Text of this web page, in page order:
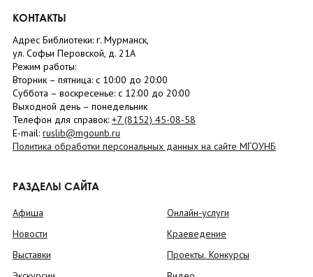
КОНТАКТЫ
Адрес Библиотеки: г. Мурманск,
ул. Софьи Перовской, д. 21А
Режим работы:
Вторник – пятница: с 10:00 до 20:00
Суббота – воскресенье: c 12:00 до 20:00
Выходной день – понедельник
Телефон для справок: +7 (8152) 45-08-58
E-mail: ruslib@mgounb.ru
Политика обработки персональных данных на сайте МГОУНБ
РАЗДЕЛЫ САЙТА
Афиша
Новости
Выставки
Онлайн-услуги
Краеведение
Проекты. Конкурсы